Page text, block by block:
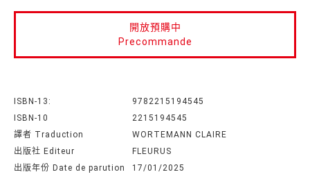
開放預購中
Precommande
ISBN-13:
9782215194545
ISBN-10
2215194545
譯者 Traduction
WORTEMANN CLAIRE
出版社 Editeur
FLEURUS
出版年份 Date de parution
17/01/2025